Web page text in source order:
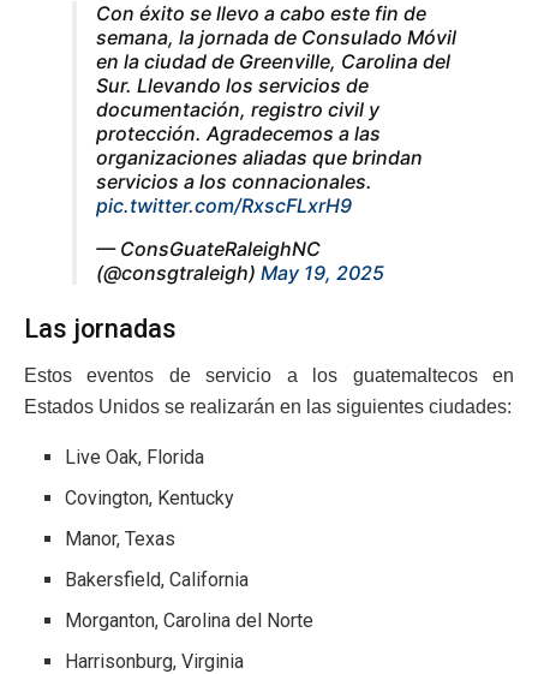
Con éxito se llevo a cabo este fin de
semana, la jornada de Consulado Móvil
en la ciudad de Greenville, Carolina del
Sur. Llevando los servicios de
documentación, registro civil y
protección. Agradecemos a las
organizaciones aliadas que brindan
servicios a los connacionales.
pic.twitter.com/RxscFLxrH9
— ConsGuateRaleighNC
(@consgtraleigh) May 19, 2025
Las jornadas
Estos eventos de servicio a los guatemaltecos en
Estados Unidos se realizarán en las siguientes ciudades:
Live Oak, Florida
Covington, Kentucky
Manor, Texas
Bakersfield, California
Morganton, Carolina del Norte
Harrisonburg, Virginia